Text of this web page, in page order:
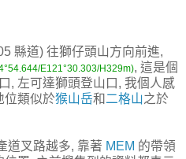
縣道) 往獅仔頭山方向前進,
E121°30.303/H329m), 這是個
, 左可達獅頭登山口, 我個人感
位類似於猴山岳和 二格山之於
道叉路越多, 靠著 MEM 的帶領